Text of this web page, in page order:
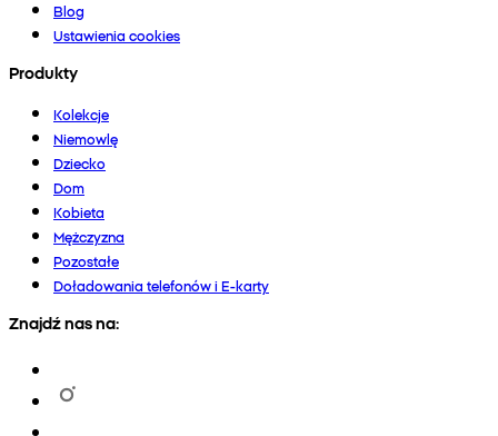
Blog
Ustawienia cookies
Produkty
Kolekcje
Niemowlę
Dziecko
Dom
Kobieta
Mężczyzna
Pozostałe
Doładowania telefonów i E-karty
Znajdź nas na: